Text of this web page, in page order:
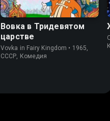
Вовка в Тридевятом
царстве
Vovka in Fairy Kingdom • 1965,
СССР, Комедия